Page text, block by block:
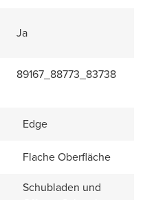
Ja
89167_88773_83738
Edge
Flache Oberfläche
Schubladen und